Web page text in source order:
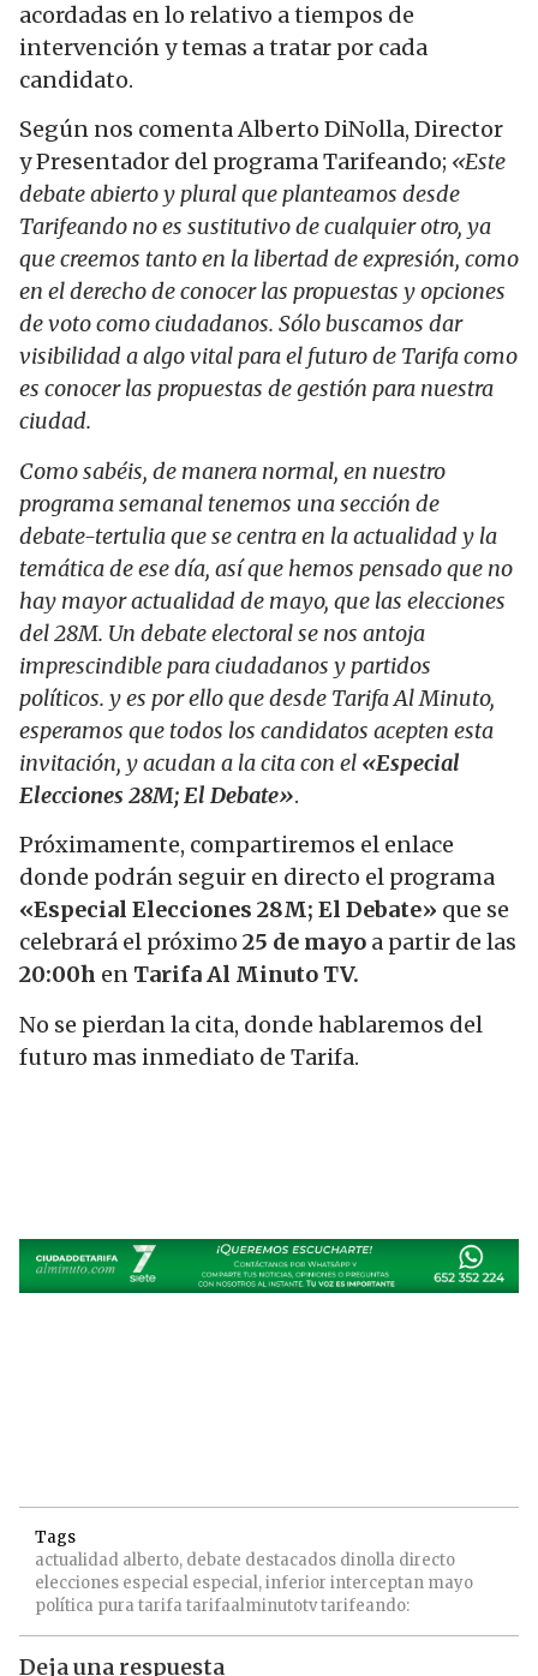
acordadas en lo relativo a tiempos de
intervención y temas a tratar por cada
candidato.
Según nos comenta Alberto DiNolla, Director
y Presentador del programa Tarifeando; «Este
debate abierto y plural que planteamos desde
Tarifeando no es sustitutivo de cualquier otro, ya
que creemos tanto en la libertad de expresión, como
en el derecho de conocer las propuestas y opciones
de voto como ciudadanos. Sólo buscamos dar
visibilidad a algo vital para el futuro de Tarifa como
es conocer las propuestas de gestión para nuestra
ciudad.
Como sabéis, de manera normal, en nuestro
programa semanal tenemos una sección de
debate-tertulia que se centra en la actualidad y la
temática de ese día, así que hemos pensado que no
hay mayor actualidad de mayo, que las elecciones
del 28M. Un debate electoral se nos antoja
imprescindible para ciudadanos y partidos
políticos. y es por ello que desde Tarifa Al Minuto,
esperamos que todos los candidatos acepten esta
invitación, y acudan a la cita con el «Especial
Elecciones 28M; El Debate».
Próximamente, compartiremos el enlace
donde podrán seguir en directo el programa
«Especial Elecciones 28M; El Debate» que se
celebrará el próximo 25 de mayo a partir de las
20:00h en Tarifa Al Minuto TV.
No se pierdan la cita, donde hablaremos del
futuro mas inmediato de Tarifa.
Tags
actualidad alberto, debate destacados dinolla directo
elecciones especial especial,inferior interceptan mayo
política pura tarifa tarifaalminutotvtarifeando:
Deja una respuesta